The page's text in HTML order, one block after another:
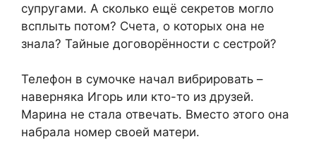
супругами. А сколько ещё секретов могло
всплыть потом? Счета, о которых она не
знала? Тайные договорённости с сестрой?
Телефон в сумочке начал вибрировать –
наверняка Игорь или кто-то из друзей.
Марина не стала отвечать. Вместо этого она
набрала номер своей матери.